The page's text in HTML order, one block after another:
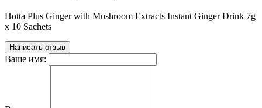
Hotta Plus Ginger with Mushroom Extracts Instant Ginger Drink 7g
x 10 Sachets
Написать отзыв
Ваше имя: